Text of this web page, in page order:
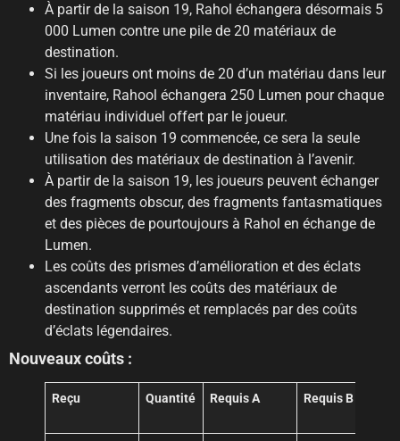
À partir de la saison 19, Rahol échangera désormais 5
000 Lumen contre une pile de 20 matériaux de
destination.
Si les joueurs ont moins de 20 d’un matériau dans leur
inventaire, Rahool échangera 250 Lumen pour chaque
matériau individuel offert par le joueur.
Une fois la saison 19 commencée, ce sera la seule
utilisation des matériaux de destination à l’avenir.
À partir de la saison 19, les joueurs peuvent échanger
des fragments obscur, des fragments fantasmatiques
et des pièces de pourtoujours à Rahol en échange de
Lumen.
Les coûts des prismes d’amélioration et des éclats
ascendants verront les coûts des matériaux de
destination supprimés et remplacés par des coûts
d’éclats légendaires.
Nouveaux coûts :
Reçu Quantité Requis A Requis B